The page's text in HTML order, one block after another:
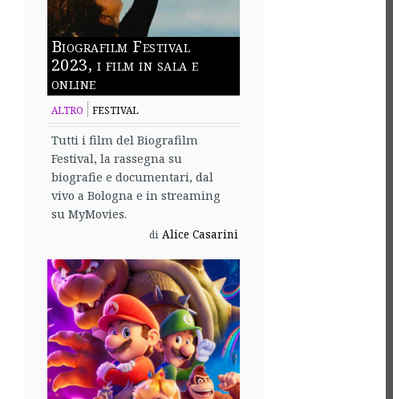
Biografilm Festival
2023, i film in sala e
online
ALTRO FESTIVAL
Tutti i film del Biografilm
Festival, la rassegna su
biografie e documentari, dal
vivo a Bologna e in streaming
su MyMovies.
di Alice Casarini